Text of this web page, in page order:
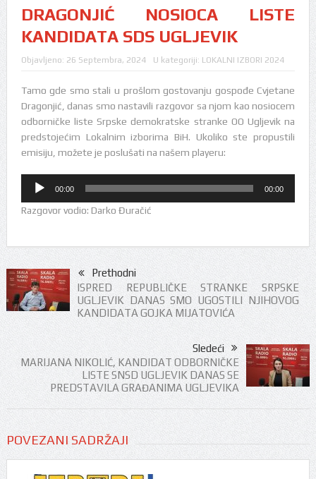
DRAGONJIĆ NOSIOCA LISTE
KANDIDATA SDS UGLJEVIK
Objavljeno: 26 Septembra, 2024 U kategoriji: LOKALNI IZBORI 2024
Tamo gde smo stali u prošlom gostovanju gospođe Cvjetane
Dragonjić, danas smo nastavili razgovor sa njom kao nosiocem
odborničke liste Srpske demokratske stranke OO Ugljevik na
predstojećim Lokalnim izborima BiH. Ukoliko ste propustili
emisiju, možete je poslušati na našem playeru:
Audio
Player
00:00 00:00
Razgovor vodio: Darko Đuračić
Prethodni
ISPRED REPUBLIČKE STRANKE SRPSKE
UGLJEVIK DANAS SMO UGOSTILI NJIHOVOG
KANDIDATA GOJKA MIJATOVIĆA
Sledeći
MARIJANA NIKOLIĆ, KANDIDAT ODBORNIČKE
LISTE SNSD UGLJEVIK DANAS SE
PREDSTAVILA GRAĐANIMA UGLJEVIKA
POVEZANI SADRŽAJI